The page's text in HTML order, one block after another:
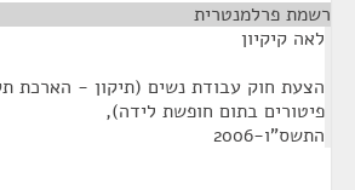
רשמת פרלמנטרית
לאה קיקיון
הצעת חוק עבודת נשים (תיקון - הארכת
פיטורים בתום חופשת לידה),
התשס"ו-2006